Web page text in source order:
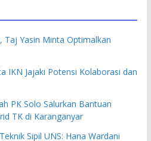
Taj Yasin Minta Optimalkan
IKN Jajaki Potensi Kolaborasi dan
PK Solo Salurkan Bantuan
TK di Karanganyar
Sipil UNS: Hana Wardani